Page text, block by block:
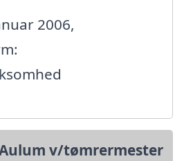
2006,
v/tømrermester